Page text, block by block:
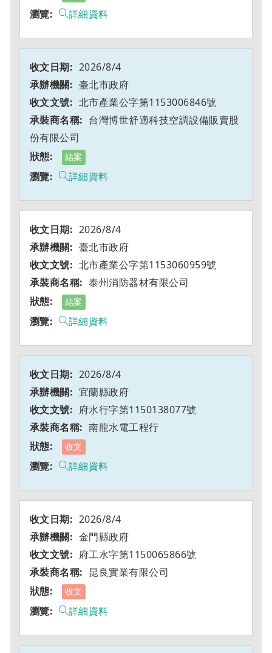
詳細資料
2026/8/4
臺北市政府
北市產業公字第1153006846號
台灣博世舒適科技空調設備販賣股
份有限公司
結案
詳細資料
2026/8/4
臺北市政府
北市產業公字第1153060959號
泰州消防器材有限公司
結案
詳細資料
2026/8/4
宜蘭縣政府
府水行字第1150138077號
南龍水電工程行
收文
詳細資料
2026/8/4
金門縣政府
府工水字第1150065866號
昆良實業有限公司
收文
詳細資料